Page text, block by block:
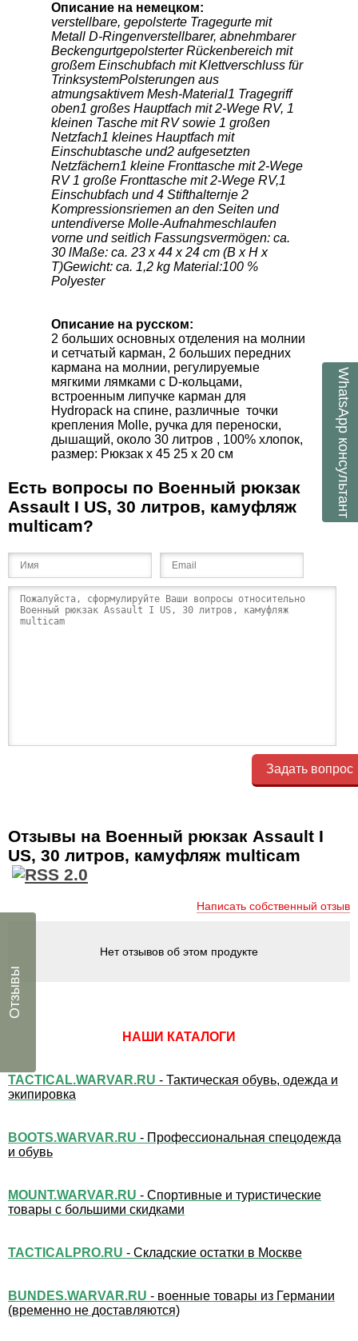
Описание на немецком:
verstellbare, gepolsterte Tragegurte mit
Metall D-Ringenverstellbarer, abnehmbarer
Beckengurtgepolsterter Rückenbereich mit
großem Einschubfach mit Klettverschluss für
TrinksystemPolsterungen aus
atmungsaktivem Mesh-Material1 Tragegriff
oben1 großes Hauptfach mit 2-Wege RV, 1
kleinen Tasche mit RV sowie 1 großen
Netzfach1 kleines Hauptfach mit
Einschubtasche und2 aufgesetzten
Netzfächern1 kleine Fronttasche mit 2-Wege
RV 1 große Fronttasche mit 2-Wege RV,1
Einschubfach und 4 Stifthalternje 2
Kompressionsriemen an den Seiten und
untendiverse Molle-Aufnahmeschlaufen
vorne und seitlich Fassungsvermögen: ca.
30 lMaße: ca. 23 x 44 x 24 cm (B x H x
T)Gewicht: ca. 1,2 kg Material:100 %
Polyester
Описание на русском:
2 больших основных отделения на молнии
и сетчатый карман, 2 больших передних
кармана на молнии, регулируемые
мягкими лямками с D-кольцами,
встроенным липучке карман для
Hydropack на спине, различные точки
крепления Molle, ручка для переноски,
дышащий, около 30 литров , 100% хлопок,
размер: Рюкзак х 45 25 х 20 см
Есть вопросы по Военный рюкзак
Assault I US, 30 литров, камуфляж
multicam?
Задать вопрос
Отзывы на Военный рюкзак Assault I
US, 30 литров, камуфляж multicam
Написать собственный отзыв
Нет отзывов об этом продукте
НАШИ КАТАЛОГИ
TACTICAL.WARVAR.RU - Тактическая обувь, одежда и
экипировка
BOOTS.WARVAR.RU - Профессиональная спецодежда
и обувь
MOUNT.WARVAR.RU - Спортивные и туристические
товары с большими скидками
TACTICALPRO.RU - Складские остатки в Москве
BUNDES.WARVAR.RU - военные товары из Германии
(временно не доставляются)
WhatsApp
консультант
Отзывы